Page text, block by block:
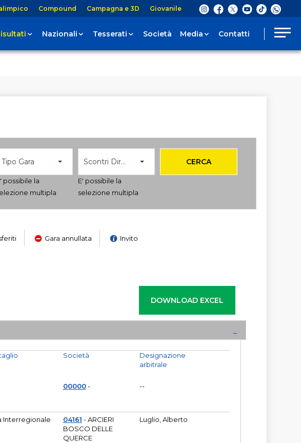
Compound Campagna e 3D Giovanile
Nazionali Tesserati Società Media Contatti
Tipo Gara
possibile la
multipla
Scontri Diretti
E' possibile la
selezione multipla
CERCA
Gara annullata Invito
Società
00000-
Designazione
arbitrale
--
Interregionale 04161 - ARCIERI
BOSCO DELLE
QUERCE
Luglio, Alberto